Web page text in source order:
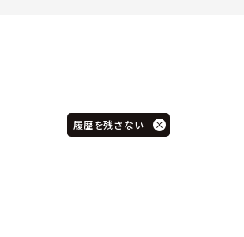
履歴を残さない